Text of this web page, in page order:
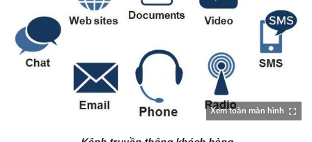
Xem toàn màn hình